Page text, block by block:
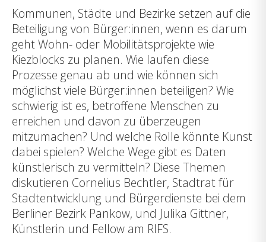
Kommunen, Städte und Bezirke setzen auf die
Beteiligung von Bürger:innen, wenn es darum
geht Wohn- oder Mobilitätsprojekte wie
Kiezblocks zu planen. Wie laufen diese
Prozesse genau ab und wie können sich
möglichst viele Bürger:innen beteiligen? Wie
schwierig ist es, betroffene Menschen zu
erreichen und davon zu überzeugen
mitzumachen? Und welche Rolle könnte Kunst
dabei spielen? Welche Wege gibt es Daten
künstlerisch zu vermitteln? Diese Themen
diskutieren Cornelius Bechtler, Stadtrat für
Stadtentwicklung und Bürgerdienste bei dem
Berliner Bezirk Pankow, und Julika Gittner,
Künstlerin und Fellow am RIFS.